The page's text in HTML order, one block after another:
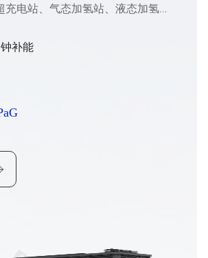
充电站、气态加氢站、液态加氢
实现氢能的多场景高效利用，满足
与加氢的多重需求。
补能